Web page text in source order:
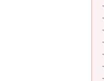
·
·
·
·
·
·
·